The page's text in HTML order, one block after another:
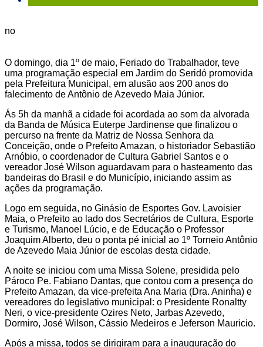
no
O domingo, dia 1º de maio, Feriado do Trabalhador, teve
uma programação especial em Jardim do Seridó promovida
pela Prefeitura Municipal, em alusão aos 200 anos do
falecimento de Antônio de Azevedo Maia Júnior.
Ás 5h da manhã a cidade foi acordada ao som da alvorada
da Banda de Música Euterpe Jardinense que finalizou o
percurso na frente da Matriz de Nossa Senhora da
Conceição, onde o Prefeito Amazan, o historiador Sebastião
Arnóbio, o coordenador de Cultura Gabriel Santos e o
vereador José Wilson aguardavam para o hasteamento das
bandeiras do Brasil e do Município, iniciando assim as
ações da programação.
Logo em seguida, no Ginásio de Esportes Gov. Lavoisier
Maia, o Prefeito ao lado dos Secretários de Cultura, Esporte
e Turismo, Manoel Lúcio, e de Educação o Professor
Joaquim Alberto, deu o ponta pé inicial ao 1º Torneio Antônio
de Azevedo Maia Júnior de escolas desta cidade.
A noite se iniciou com uma Missa Solene, presidida pelo
Pároco Pe. Fabiano Dantas, que contou com a presença do
Prefeito Amazan, da vice-prefeita Ana Maria (Dra. Aninha) e
vereadores do legislativo municipal: o Presidente Ronaltty
Neri, o vice-presidente Ozires Neto, Jarbas Azevedo,
Dormiro, José Wilson, Cássio Medeiros e Jeferson Mauricio.
Após a missa, todos se dirigiram para a inauguração do